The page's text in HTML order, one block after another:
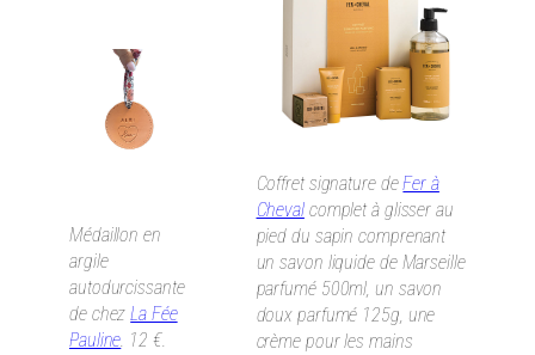
Médaillon en
argile
autodurcissante
de chezLa Fée
Pauline . 12 €.
Coffret signature deFer à
Chevalcomplet à glisser au
pied du sapin comprenant
un savon liquide de Marseille
parfumé 500ml, un savon
doux parfumé 125g, une
crème pour les mains